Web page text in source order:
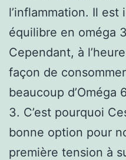
l’inflammation. Il est
équilibre en oméga
Cependant, à
façon de
beaucoup d’Oméga
3. C’est pourquoi
bonne option pour
première tension à